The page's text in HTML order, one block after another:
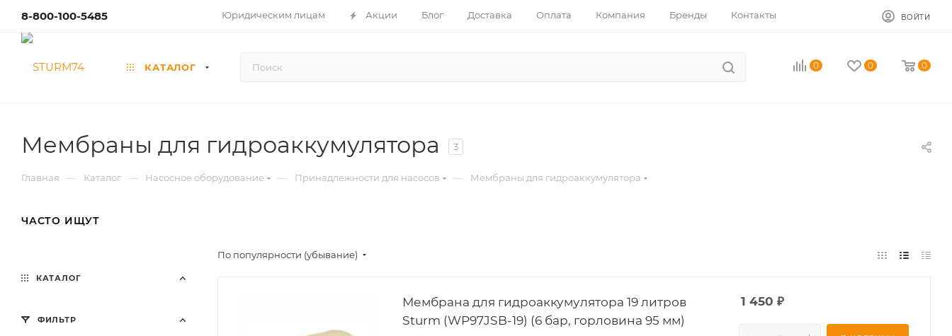
8-800-100-5485 Юридическим лицам Акции Блог Доставка Оплата Компания Бренды Контакты ВОЙТИ
КАТАЛОГ 0 0 0
Мембраны для гидроаккумулятора 3
Главная — Каталог — Насосное оборудование — Принадлежности для насосов — Мембраны для гидроаккумулятора
ЧАСТО ИЩУТ
По популярности (убывание)
Мембрана для гидроаккумулятора 19 литров
Sturm (WP97JSB-19) (6 бар, горловина 95 мм)
1 450 ₽
КАТАЛОГ
ФИЛЬТР